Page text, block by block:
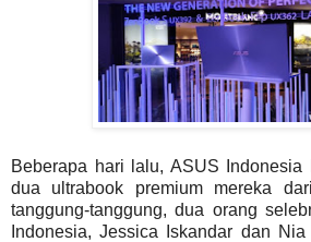
Beberapa hari lalu, ASUS Indonesia
dua ultrabook premium mereka
tanggung-tanggung, dua orang
Indonesia, Jessica Iskandar dan